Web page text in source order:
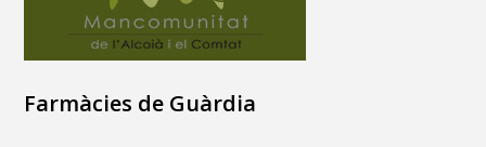
Farmàcies de Guàrdia